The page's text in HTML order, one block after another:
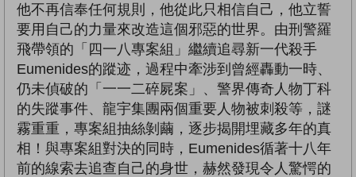
他不再信奉任何規則，他從此只相信自己，他立誓
要用自己的力量來改造這個邪惡的世界。由刑警羅
飛帶領的「四一八專案組」繼續追尋新一代殺手
Eumenides的蹤迹，過程中牽涉到曾經轟動一時、
仍未偵破的「一一二碎屍案」、警界傳奇人物丁科
的失蹤事件、龍宇集團兩個重要人物被刺殺等，謎
霧重重，專案組抽絲剝繭，逐步揭開埋藏多年的真
相！與專案組對決的同時，Eumenides循著十八年
前的線索去追查自己的身世，赫然發現令人驚愕的